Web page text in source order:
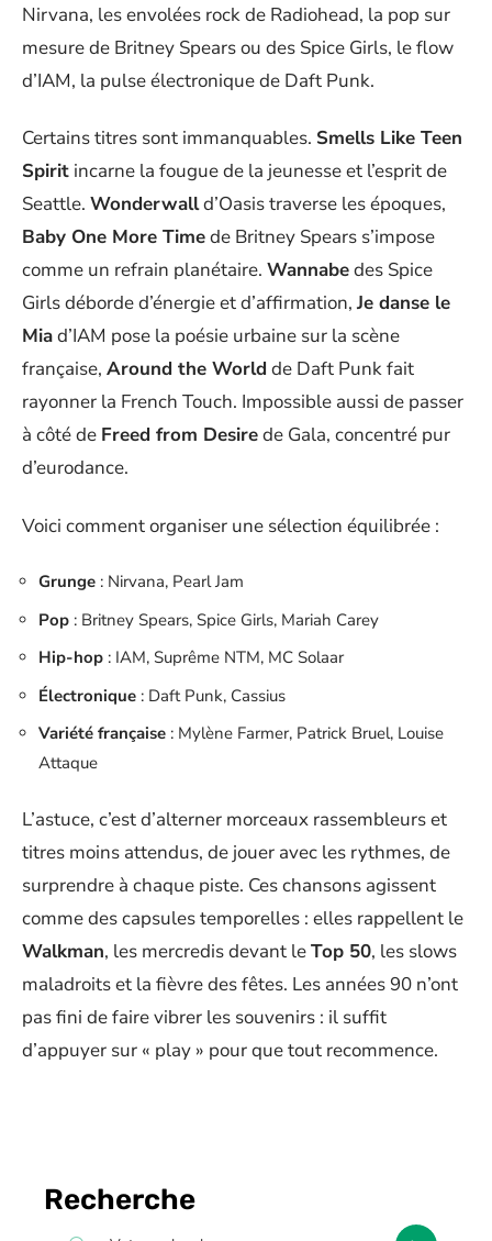
Nirvana, les envolées rock de Radiohead, la pop sur
mesure de Britney Spears ou des Spice Girls, le flow
d’IAM, la pulse électronique de Daft Punk.
Certains titres sont immanquables. Smells Like Teen
Spirit incarne la fougue de la jeunesse et l’esprit de
Seattle. Wonderwalld’Oasis traverse les époques,
Baby One More Timede Britney Spears s’impose
comme un refrain planétaire. Wannabedes Spice
Girls déborde d’énergie et d’affirmation, Je danse le
Miad’IAM pose la poésie urbaine sur la scène
française, Around the World de Daft Punk fait
rayonner la French Touch. Impossible aussi de passer
à côté de Freed from Desirede Gala, concentré pur
d’eurodance.
Voici comment organiser une sélection équilibrée :
Grunge : Nirvana, Pearl Jam
Pop : Britney Spears, Spice Girls, Mariah Carey
Hip-hop : IAM, Suprême NTM, MC Solaar
Électronique : Daft Punk, Cassius
Variété française : Mylène Farmer, Patrick Bruel, Louise
Attaque
L’astuce, c’est d’alterner morceaux rassembleurs et
titres moins attendus, de jouer avec les rythmes, de
surprendre à chaque piste. Ces chansons agissent
comme des capsules temporelles : elles rappellent le
Walkman, les mercredis devant leTop 50, les slows
maladroits et la fièvre des fêtes. Les années 90 n’ont
pas fini de faire vibrer les souvenirs : il suffit
d’appuyer sur « play » pour que tout recommence.
Recherche